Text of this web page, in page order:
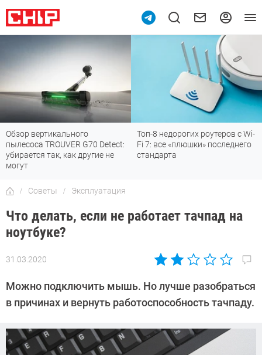
Топ-8 недорогих роутеров с Wi-
Fi 7: все «плюшки» последнего
стандарта
7 мессенджеров, которые
отлично работают в
Советы Эксплуатация
Что делать, если не работает тачпад на
ноутбуке?
31.03.2020
Автор:
Можно подключить мышь. Но лучше разобраться
в причинах и вернуть работоспособность тачпаду.